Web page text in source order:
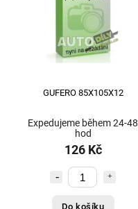
GUFERO 85X105X12
Expedujeme během 24-48
hod
126 Kč
Do košíku